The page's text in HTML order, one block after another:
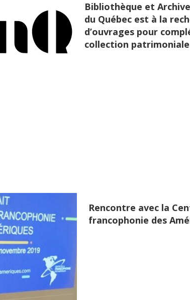
Bibliothèque et
du Québec est à la
d’ouvrages pour
collection patrimoniale
Rencontre avec la
francophonie des